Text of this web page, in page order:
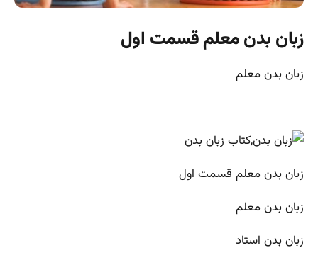
زبان بدن معلم قسمت اول
زبان بدن معلم
زبان بدن معلم قسمت اول
زبان بدن معلم
زبان بدن استاد